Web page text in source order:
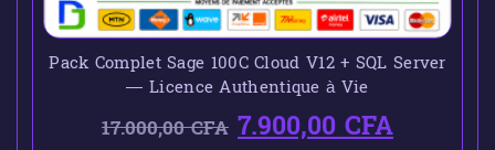
Pack Complet Sage 100C Cloud V12 + SQL Server
— Licence Authentique à Vie
17.000,00CFA 7.900,00CFA